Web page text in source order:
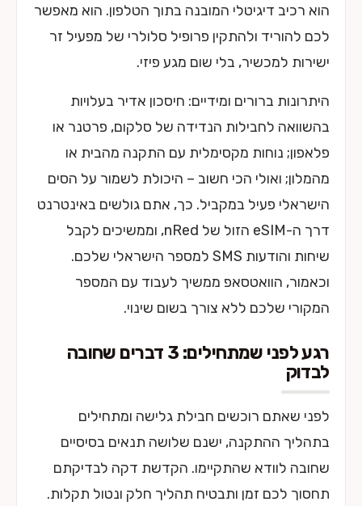
הוא רכיב דיגיטלי המובנה בתוך הטלפון. הוא מאפשר
לכם להוריד ולהתקין פרופיל סלולרי של מפעיל זר
ישירות למכשיר, בלי שום מגע פיזי.
היתרונות ברורים ומידיים: חיסכון אדיר בעלויות
בהשוואה לחבילות הנדידה של סלקום, פרטנר או
פלאפון; נוחות מקסימלית עם התקנה מהבית או
מהמלון; ואולי הכי חשוב – היכולת לשמור על הסים
הישראלי פעיל במקביל. כך, אתם גולשים באינטרנט
דרך ה-eSIM הזול של nRed, וממשיכים לקבל
שיחות והודעות SMS למספר הישראלי שלכם.
וכאמור, הוואטסאפ ממשיך לעבוד עם המספר
המקורי שלכם ללא צורך בשום שינוי.
רגע לפני שמתחילים: 3 דברים שחובה
לבדוק
לפני שאתם רוכשים חבילת גלישה ומתחילים
בתהליך ההתקנה, ישנם שלושה תנאים בסיסיים
שחובה לוודא שהתקיימו. הקדשת דקה לבדיקתם
תחסוך לכם זמן ותבטיח תהליך חלק ונטול תקלות.